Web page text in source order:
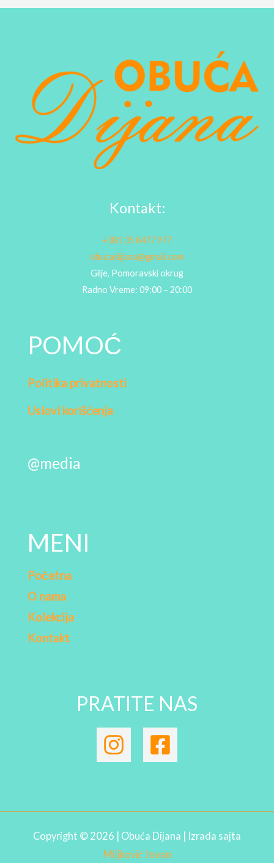
Kontakt:
+381 35 8477 977
obucadijana@gmail.com
Gilje, Pomoravski okrug
Radno Vreme: 09:00 – 20:00
POMOĆ
Politika privatnosti
Uslovi korišćenja
@media
MENI
Početna
O nama
Kolekcija
Kontakt
PRATITE NAS
Copyright © 2026 | Obuća Dijana | Izrada sajta
Miljković Jovan